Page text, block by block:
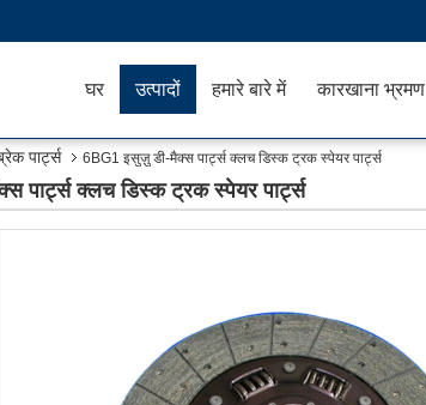
घर उत्पादों हमारे बारे में कारखाना भ्रमण
पार्ट्स 6BG1 इसुज़ु डी-मैक्स पार्ट्स क्लच डिस्क ट्रक स्पेयर पार्ट्स
पार्ट्स क्लच डिस्क ट्रक स्पेयर पार्ट्स